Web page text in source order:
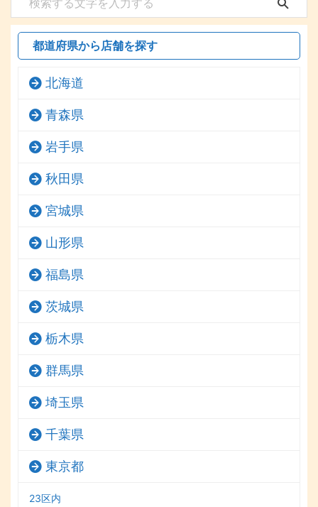
都道府県から店舗を探す
北海道
青森県
岩手県
秋田県
宮城県
山形県
福島県
茨城県
栃木県
群馬県
埼玉県
千葉県
東京都
23区内